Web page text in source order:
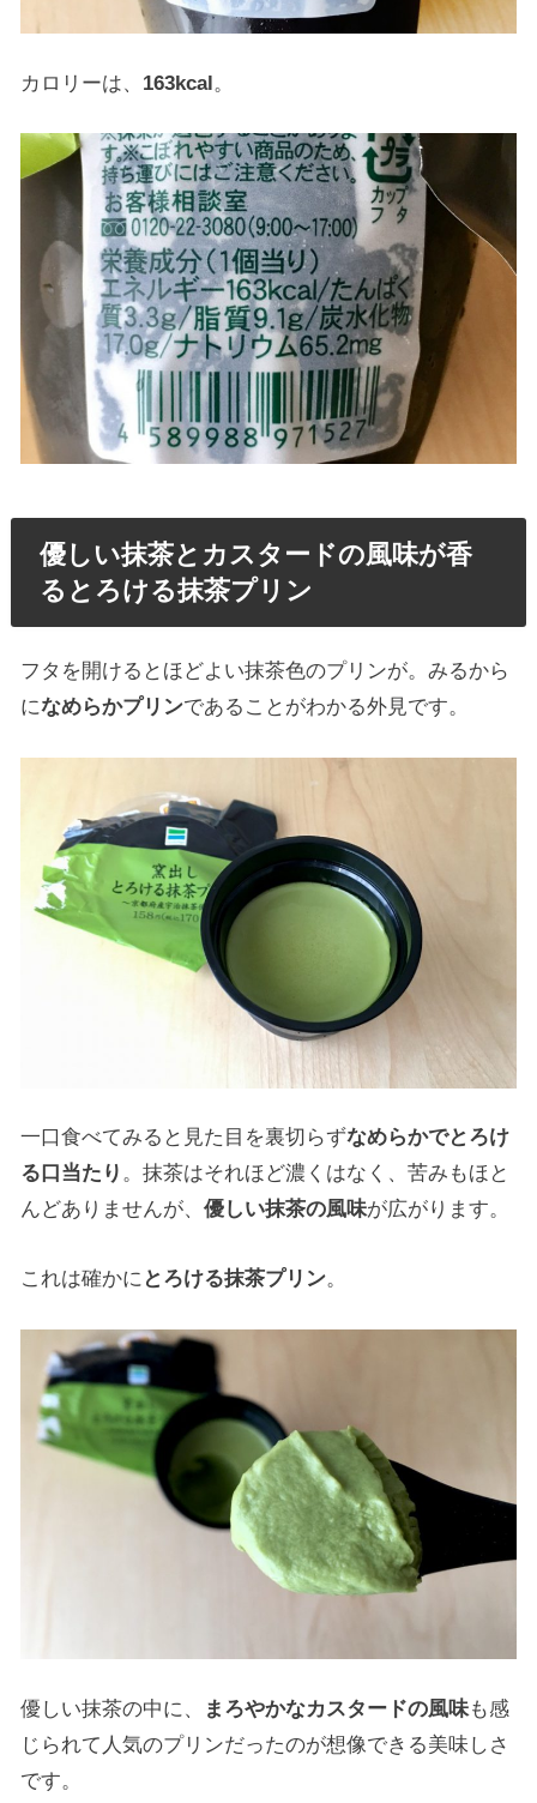
カロリーは、 163kcal。
優しい抹茶とカスタードの風味が香
るとろける抹茶プリン
フタを開けるとほどよい抹茶色のプリンが。みるから
になめらかプリンであることがわかる外見です。
一口食べてみると見た目を裏切らずなめらかでとろけ
る口当たり 。抹茶はそれほど濃くはなく、苦みもほと
んどありませんが、優しい抹茶の風味が広がります。
これは確かに とろける抹茶プリン。
優しい抹茶の中に、 まろやかなカスタードの風味も感
じられて人気のプリンだったのが想像できる美味しさ
です。